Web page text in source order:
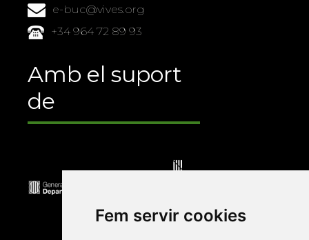
Fem servir cookies
e-buc@vives.org
+34 964 72 89 93
Amb el suport
de